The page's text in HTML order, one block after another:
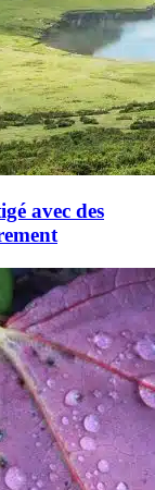
avec des